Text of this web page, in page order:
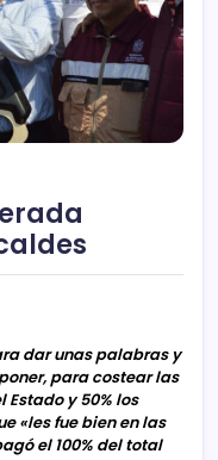
dar unas palabras y
para costear las
Estado y 50% los
«les fue bien en las
el 100% del total